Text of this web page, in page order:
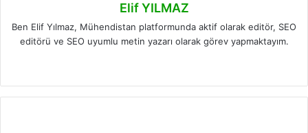
Elif YILMAZ
Ben Elif Yılmaz, Mühendistan platformunda aktif olarak editör, SEO
editörü ve SEO uyumlu metin yazarı olarak görev yapmaktayım.